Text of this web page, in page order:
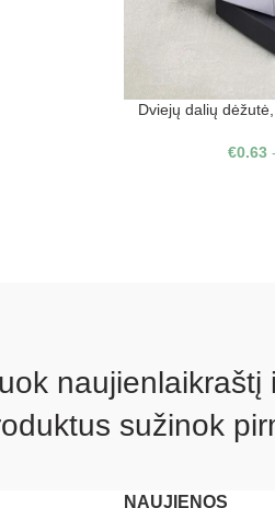
Dviejų dalių
€0.63-
naujienlaikraštį
sužinok
NAUJIENOS